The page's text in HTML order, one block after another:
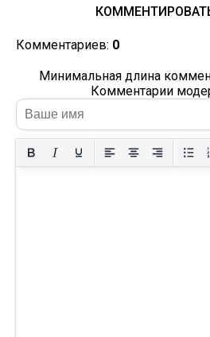
Комментариев: 0
Минимальная длина
Комментарии